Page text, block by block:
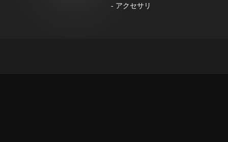
- アクセサリ